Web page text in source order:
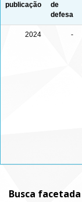
publicação
de
defesa
2024 -
Busca facetada